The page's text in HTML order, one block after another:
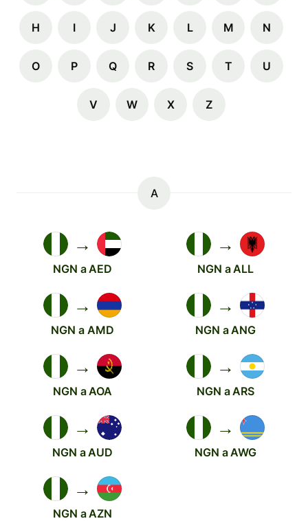
H I J K L M N
O P Q R S T U
V W X Z
A
→
NGN a AED
→
NGN a ALL
→
NGN a AMD
→
NGN a ANG
→
NGN a AOA
→
NGN a ARS
→
NGN a AUD
→
NGN a AWG
→
NGN a AZN